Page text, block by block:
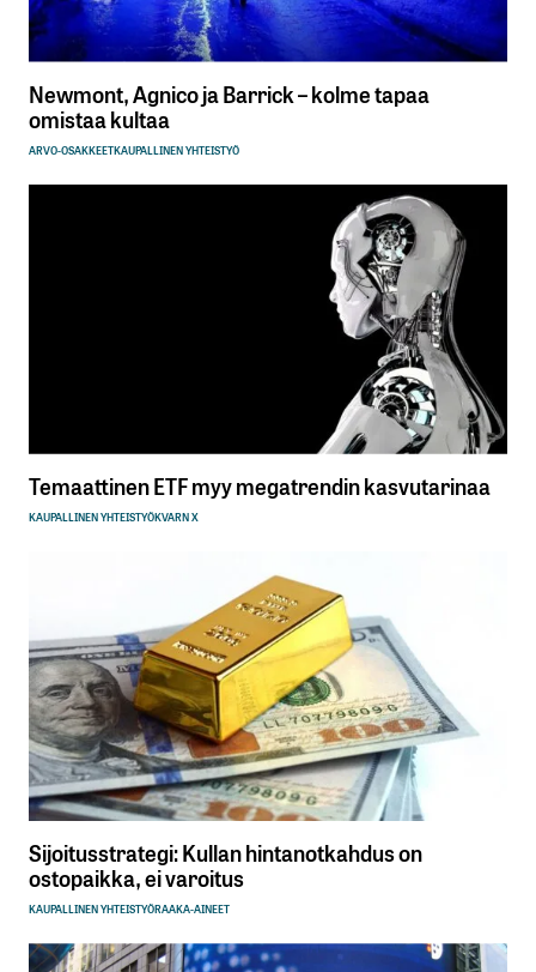
Newmont, Agnico ja Barrick – kolme tapaa
omistaa kultaa
ARVO-OSAKKEETKAUPALLINEN YHTEISTYÖ
Temaattinen ETF myy megatrendin kasvutarinaa
KAUPALLINEN YHTEISTYÖKVARN X
Sijoitusstrategi: Kullan hintanotkahdus on
ostopaikka, ei varoitus
KAUPALLINEN YHTEISTYÖRAAKA-AINEET